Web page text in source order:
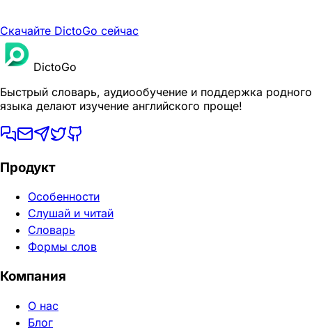
Скачайте DictoGo сейчас
DictoGo
Быстрый словарь, аудиообучение и поддержка родного
языка делают изучение английского проще!
Продукт
Особенности
Слушай и читай
Словарь
Формы слов
Компания
О нас
Блог